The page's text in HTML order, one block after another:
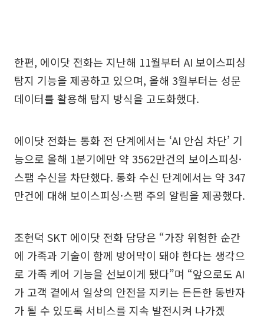
한편, 에이닷 전화는 지난해 11월부터 AI 보이스피싱
탐지 기능을 제공하고 있으며, 올해 3월부터는 성문
데이터를 활용해 탐지 방식을 고도화했다.
에이닷 전화는 통화 전 단계에서는 ‘AI 안심 차단’ 기
능으로 올해 1분기에만 약 3562만건의 보이스피싱·
스팸 수신을 차단했다. 통화 수신 단계에서는 약 347
만건에 대해 보이스피싱·스팸 주의 알림을 제공했다.
조현덕 SKT 에이닷 전화 담당은 “가장 위험한 순간
에 가족과 기술이 함께 방어막이 돼야 한다는 생각으
로 가족 케어 기능을 선보이게 됐다”며 “앞으로도 AI
가 고객 곁에서 일상의 안전을 지키는 든든한 동반자
가 될 수 있도록 서비스를 지속 발전시켜 나가겠